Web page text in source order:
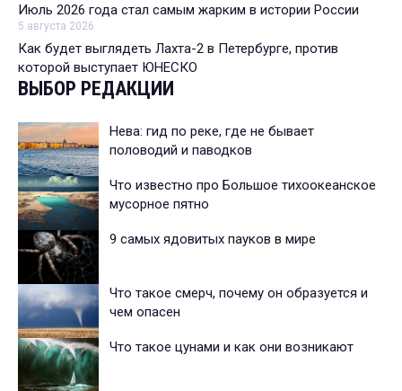
Июль 2026 года стал самым жарким в истории России
5 августа 2026
Как будет выглядеть Лахта-2 в Петербурге, против
которой выступает ЮНЕСКО
ВЫБОР РЕДАКЦИИ
Нева: гид по реке, где не бывает
половодий и паводков
Что известно про Большое тихоокеанское
мусорное пятно
9 самых ядовитых пауков в мире
Что такое смерч, почему он образуется и
чем опасен
Что такое цунами и как они возникают